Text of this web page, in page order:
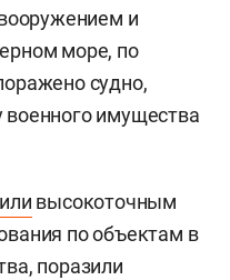
и
море, по
судно,
имущества
высокоточным
по объектам в
поразили